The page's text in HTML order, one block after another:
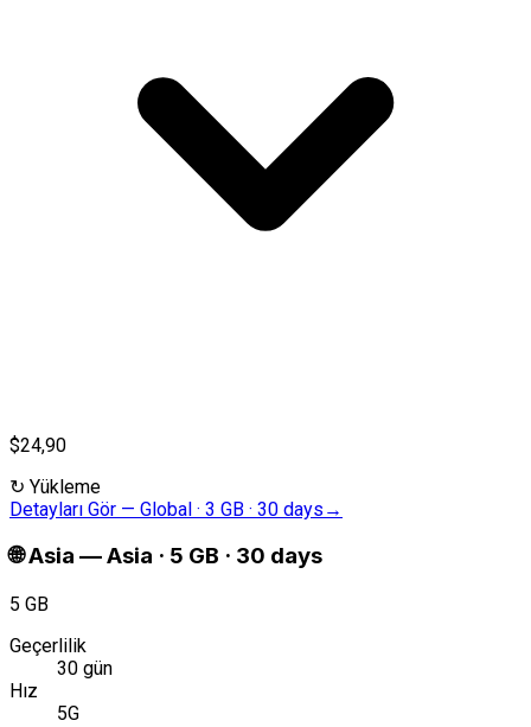
$24,90
↻ Yükleme
Detayları Gör — Global · 3 GB · 30 days →
🌐Asia —Asia · 5 GB · 30 days
5 GB
Geçerlilik
30 gün
Hız
5G